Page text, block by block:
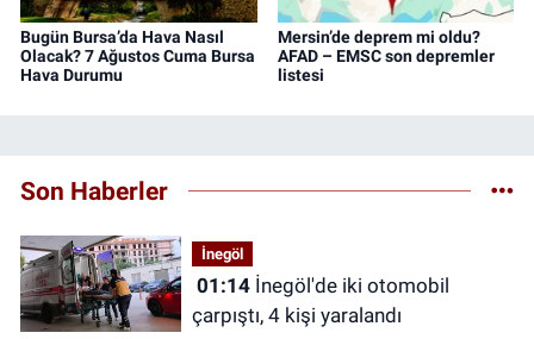
Bugün Bursa’da Hava Nasıl
Olacak? 7 Ağustos Cuma Bursa
Hava Durumu
Mersin’de deprem mi oldu?
AFAD – EMSC son depremler
listesi
Son Haberler
İnegöl
01:14İnegöl'de iki otomobil
çarpıştı, 4 kişi yaralandı